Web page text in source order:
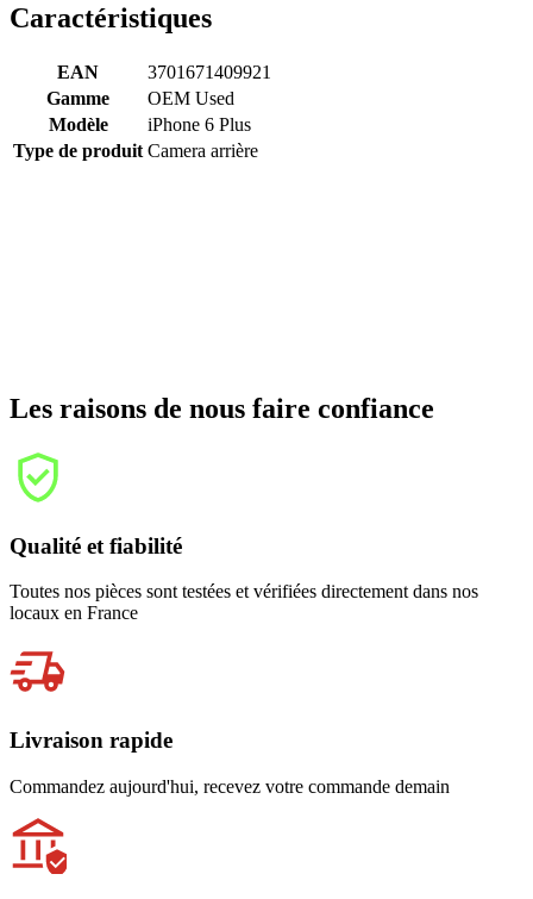
Caractéristiques
EAN
3701671409921
Gamme
OEM Used
Modèle
iPhone 6 Plus
Type de produit Camera arrière
Les raisons de nous faire confiance
Qualité et fiabilité
Toutes nos pièces sont testées et vérifiées directement dans nos
locaux en France
Livraison rapide
Commandez aujourd'hui, recevez votre commande demain